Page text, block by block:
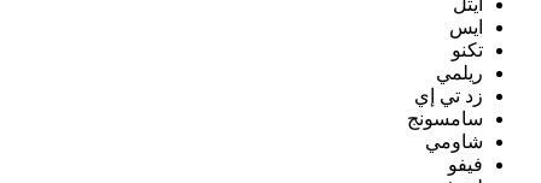
ايتل
ايس
تكنو
ريلمي
زد تي إي
سامسونج
شاومي
فيفو